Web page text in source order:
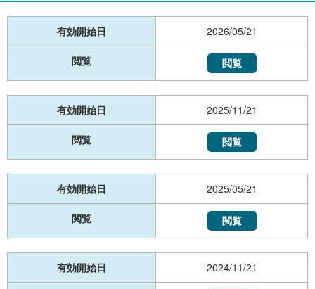
有効開始日 2026/05/21
閲覧 閲覧
有効開始日 2025/11/21
閲覧 閲覧
有効開始日 2025/05/21
閲覧 閲覧
有効開始日 2024/11/21